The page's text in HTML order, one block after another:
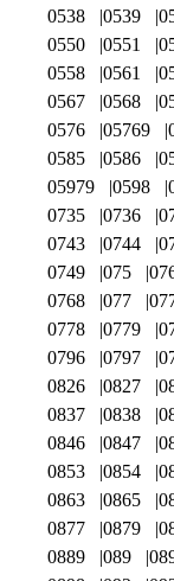
0538
0539
0550
0551
0558
0561
0567
0568
0576
05769
0585
0586
05979
0598
0735
0736
0743
0744
0749
075
0768
077
0778
0779
0796
0797
0826
0827
0837
0838
0846
0847
0853
0854
0863
0865
0877
0879
0889
089